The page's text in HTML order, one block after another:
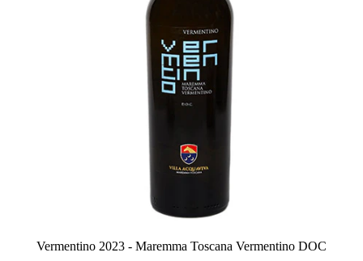
Vermentino 2023 - Maremma Toscana Vermentino DOC